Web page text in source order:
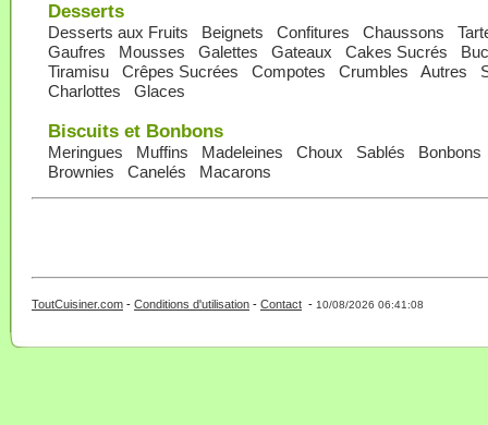
Desserts
Desserts aux Fruits Beignets Confitures Chaussons
Gaufres
Mousses Galettes Gateaux Cakes Sucrés
Tiramisu
Crêpes Sucrées Compotes Crumbles Autres
Charlottes
Glaces
Biscuits et Bonbons
Meringues Muffins Madeleines Choux Sablés
Bonbons
Brownies
Canelés Macarons
ToutCuisiner.com - Conditions d'utilisation - Contact - 10/08/2026 06:41:08